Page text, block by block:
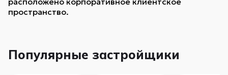
пространство.
Популярные застройщики